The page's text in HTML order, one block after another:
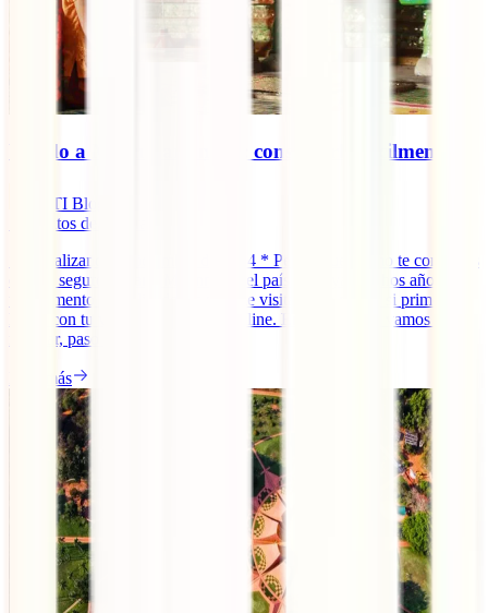
Visado a Myanmar online: conseguirlo fácilmente
IATI Blog
minutos de lectura
* Actualizando a diciembre de 2024 * Pese a que, como te contamos
en ¿Es seguro viajar a Myanmar?, el país lleva ya muchos años en
un momento complicado, es posible visitarlo de nuevo si primero te
haces con tu visado a Myanmar online. En esta guía te vamos a
mostrar, paso a paso, cómo [...]
Leer más